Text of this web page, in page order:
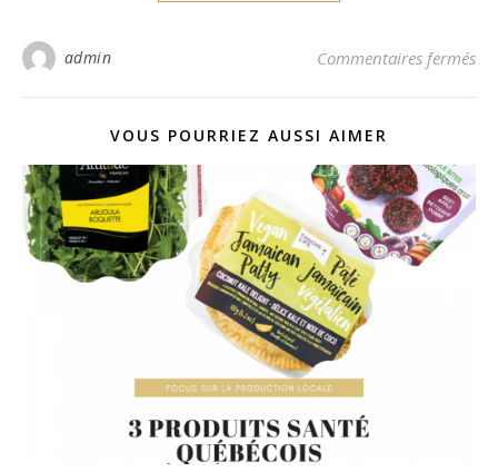
admin Commentaires fermés
VOUS POURRIEZ AUSSI AIMER